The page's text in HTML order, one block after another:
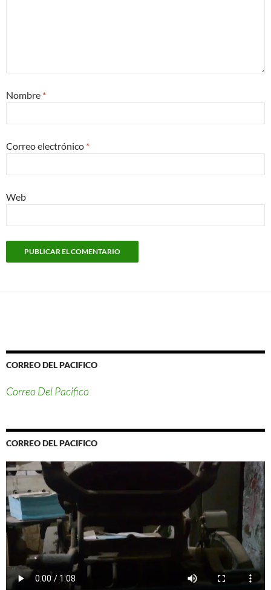
Nombre *
Correo electrónico *
Web
CORREO DEL PACIFICO
Correo Del Pacifico
CORREO DEL PACIFICO